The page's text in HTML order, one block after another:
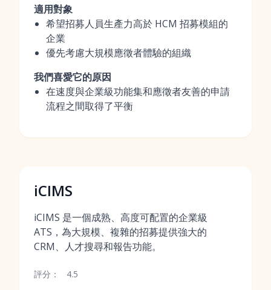
適用對象
希望招募人員生產力高於 HCM 招募模組的
企業
優先考慮大規模應徵者體驗的組織
我們喜愛它的原因
在速度與企業級功能集和應徵者友善的申請
流程之間取得了平衡
iCIMS
iCIMS 是一個成熟、高度可配置的企業級
ATS，為大規模、複雜的招募提供強大的
CRM、人才搜尋和報告功能。
評分： 4.5